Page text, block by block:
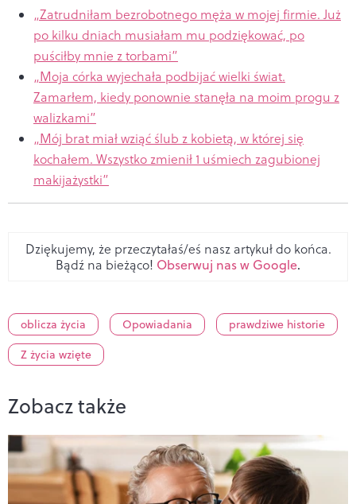
„Zatrudniłam bezrobotnego męża w mojej firmie. Już
po kilku dniach musiałam mu podziękować, po
puściłby mnie z torbami”
„Moja córka wyjechała podbijać wielki świat.
Zamarłem, kiedy ponownie stanęła na moim progu z
walizkami”
„Mój brat miał wziąć ślub z kobietą, w której się
kochałem. Wszystko zmienił 1 uśmiech zagubionej
makijażystki”
Dziękujemy, że przeczytałaś/eś nasz artykuł do końca.
Bądź na bieżąco! Obserwuj nas w Google.
oblicza życia Opowiadania
prawdziwe historie
Z życia wzięte
Zobacz także